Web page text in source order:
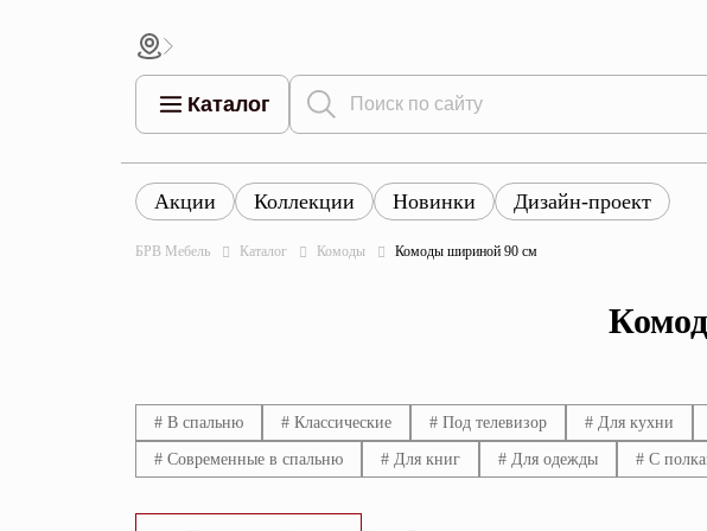
Каталог
Все товары
Комоды
Столы
Все товары
Все товары каталога
Коллекция Лофт
Акции Коллекции Новинки Дизайн-проект
БРВ Мебель Каталог Комоды Комоды шириной 90 см
# В спальню # Классические # Под телевизор # Для кухни
# Современные в спальню # Для книг # Для одежды # С